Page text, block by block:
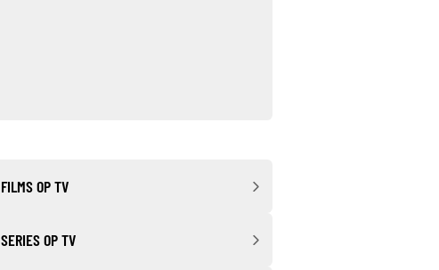
FILMS OP TV
SERIES OP TV